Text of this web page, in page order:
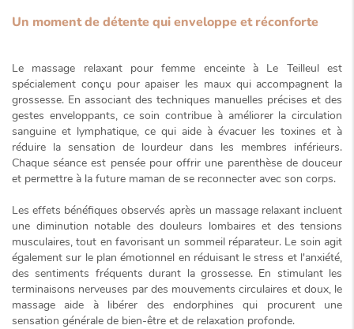
Un moment de détente qui enveloppe et réconforte
Le massage relaxant pour femme enceinte à Le Teilleulest
spécialement conçu pour apaiser les maux qui accompagnent la
grossesse. En associant des techniques manuelles précises et des
gestes enveloppants, ce soin contribue à améliorer la circulation
sanguine et lymphatique, ce qui aide à évacuer les toxines et à
réduire la sensation de lourdeur dans les membres inférieurs.
Chaque séance est pensée pour offrir une parenthèse de douceur
et permettre à la future maman de se reconnecter avec son corps.
Les effets bénéfiques observés après un massage relaxant incluent
une diminution notable des douleurs lombaires et des tensions
musculaires, tout en favorisant un sommeil réparateur. Le soin agit
également sur le plan émotionnel en réduisant le stress et l'anxiété,
des sentiments fréquents durant la grossesse. En stimulant les
terminaisons nerveuses par des mouvements circulaires et doux, le
massage aide à libérer des endorphines qui procurent une
sensation générale de bien-être et de relaxation profonde.